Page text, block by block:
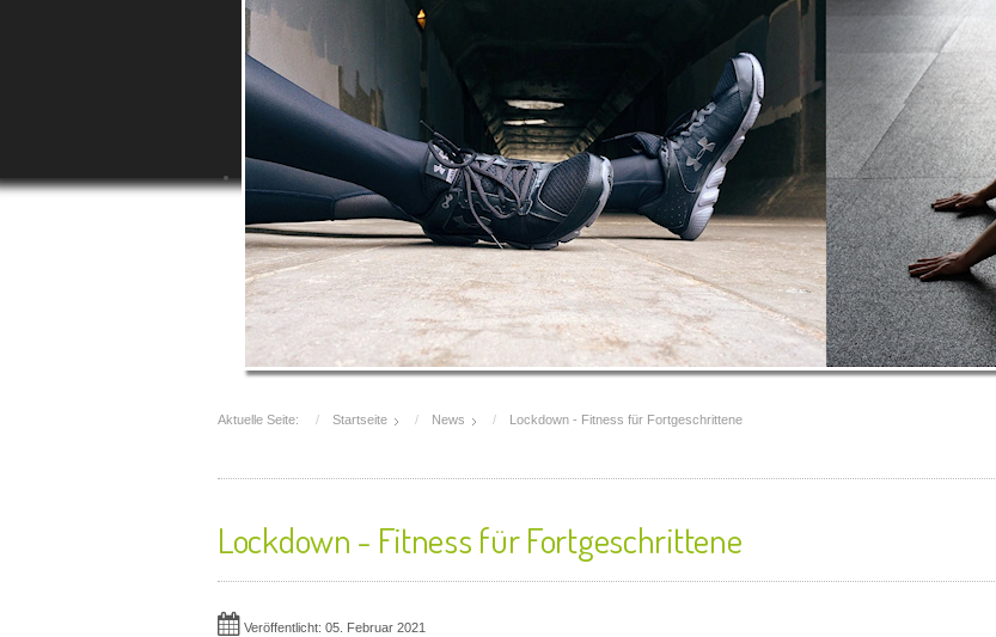
Aktuelle Seite: Startseite News Lockdown - Fitness für Fortgeschrittene
Lockdown - Fitness für Fortgeschrittene
Veröffentlicht: 05. Februar 2021